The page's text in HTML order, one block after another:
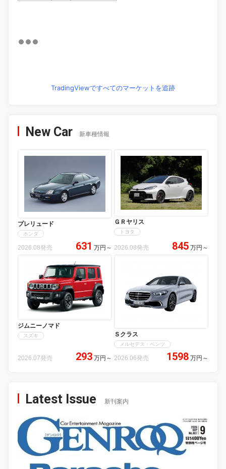
TradingViewですべてのマーケットを追跡
New Car 新車種情報
プレリュード
ホンダ
2026.08発売 631 万円 ～
ＧＲヤリス
トヨタ
2026.08発売 845 万円 ～
ジムニーノマド
スズキ
2026.07発売 293 万円 ～
Ｓクラス
メルセデス・ベンツ
2026.06発売 1598 万円 ～
Latest Issue 新刊案内